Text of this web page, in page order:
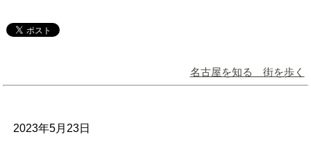
名古屋を知る 街を歩く
2023年5月23日